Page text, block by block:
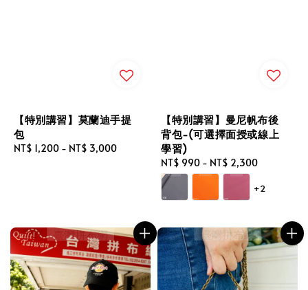
【特別講習】莫蘭迪手提
包
Regular
NT$ 1,200 - NT$ 3,000
【特別講習】曼尼帆布後
背包-(可選擇面授或線上
學習)
Regular
price
NT$ 990 - NT$ 2,300
+2